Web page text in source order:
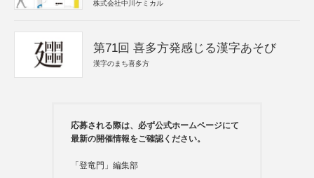
株式会社中川ケミカル
第71回 喜多方発感じる漢字あそび
漢字のまち喜多方
応募される際は、必ず公式ホームページにて
最新の開催情報をご確認ください。
「登竜門」編集部